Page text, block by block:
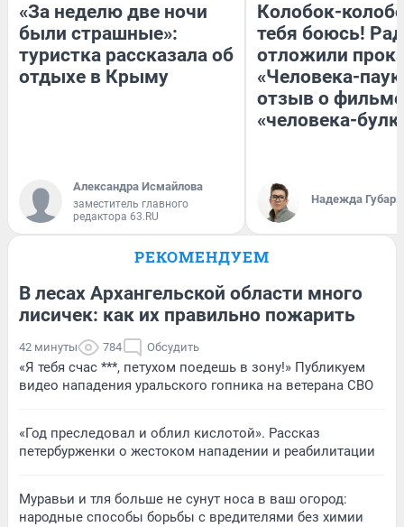
«За неделю две ночи
были страшные»:
туристка рассказала об
отдыхе в Крыму
Александра Исмайлова
заместитель главного
редактора 63.RU
Колобок-
тебя боюсь!
отложили
«Человека-
отзыв о
«человека-
Надежда Губарь
РЕКОМЕНДУЕМ
В лесах Архангельской области много
лисичек: как их правильно пожарить
42 минуты 784 Обсудить
«Я тебя счас ***, петухом поедешь в зону!» Публикуем
видео нападения уральского гопника на ветерана СВО
«Год преследовал и облил кислотой». Рассказ
петербурженки о жестоком нападении и реабилитации
Муравьи и тля больше не сунут носа в ваш огород:
народные способы борьбы с вредителями без химии